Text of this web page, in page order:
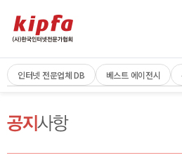
인터넷 전문업체 DB 베스트 에이전시